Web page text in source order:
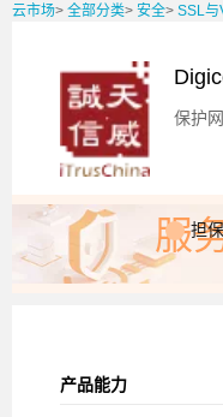
云市场> 全部分类> 安全> SSL与
保护
服担
产品能力